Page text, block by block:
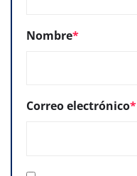
Nombre*
Correo electrónico*